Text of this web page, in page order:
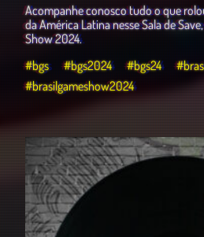
Acompanhe conosco tudo o que
da América Latina nesse Sala de
Show 2024.
#bgs
#bgs2024 #bgs24
#brasilgameshow2024